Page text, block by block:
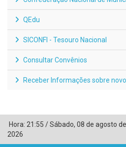
QEdu
SICONFI - Tesouro Nacional
Consultar Convênios
Receber Informações sobre
Hora: 21:55 /Sábado, 08 de agosto de
2026